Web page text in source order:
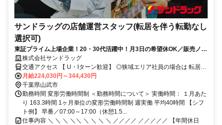
サンドラッグの店舗運営スタッフ(転居を伴う転勤なし
選択可)
東証プライム上場企業！20・30代活躍中！月3日の希望休OK／販売ノル
マなし／年収例32歳SV816万円／販促企画～商品管理など店舗運営がメ
インの仕事
株式会社サンドラッグ
交通アクセス 【 U・Iターン歓迎】 ◎狭域エリア社員の場合は 転居を
伴う転勤はありません。 ◎マイカー通勤OK
月給224,030円～344,430円
千葉県山武市
勤務時間 変形労働時間制 ＜勤務時間について＞ 実働時間： １月あた
り 163.3時間 1ヶ月単位の変形労働時間制 週実働 平均40時間 【シフ
ト例】 早番／07:00～17:00（休憩1.5...
仕事内容 ＼ ＼ ＼ ＼＼ ＼ ＼ ＼ ＼ ／／／／ ／／／／／ 【年間休日